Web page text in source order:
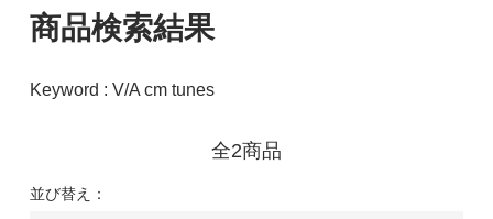
商品検索結果
Keyword : V/A cm tunes
全2商品
並び替え：